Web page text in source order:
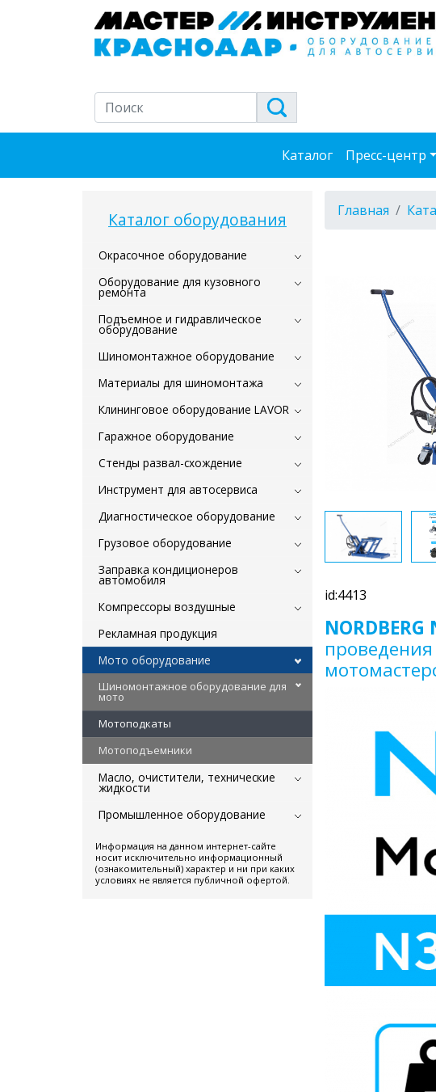
Каталог Пресс-центр
Каталог оборудования
Окрасочное оборудование
Оборудование для кузовного
ремонта
Подъемное и гидравлическое
оборудование
Шиномонтажное оборудование
Материалы для шиномонтажа
Клининговое оборудование LAVOR
Гаражное оборудование
Стенды развал-схождение
Инструмент для автосервиса
Диагностическое оборудование
Грузовое оборудование
Заправка кондиционеров
автомобиля
Компрессоры воздушные
Рекламная продукция
Мото оборудование
Шиномонтажное оборудование для
мото
Мотоподкаты
Мотоподъемники
Масло, очистители, технические
жидкости
Промышленное оборудование
Информация на данном интернет-сайте
носит исключительно информационный
(ознакомительный) характер и ни при каких
условиях не является публичной офертой.
Главная
id:4413
NORDBERG